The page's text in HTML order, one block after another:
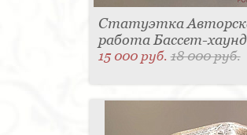
Статуэтка
работа Бассет-хаунд
15 000 руб.18 000 руб.